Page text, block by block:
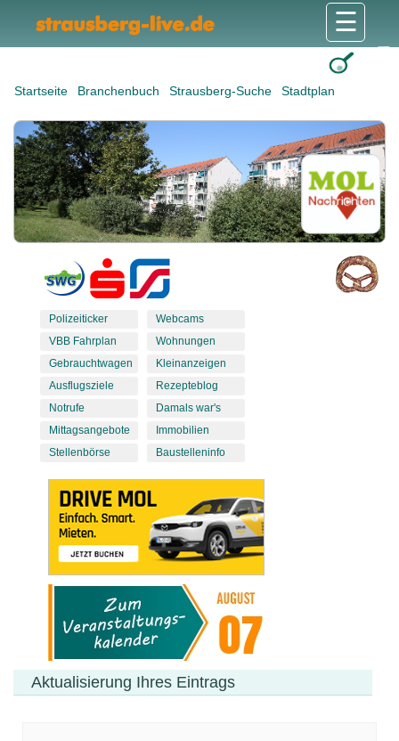
Startseite Branchenbuch Strausberg-Suche Stadtplan
☰
Polizeiticker
VBB Fahrplan
Gebrauchtwagen
Ausflugsziele
Notrufe
Mittagsangebote
Stellenbörse
Webcams
Wohnungen
Kleinanzeigen
Rezepteblog
Damals war's
Immobilien
Baustelleninfo
Aktualisierung Ihres Eintrags